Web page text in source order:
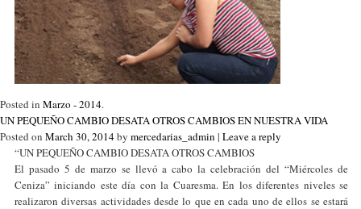
Posted in Marzo - 2014.
UN PEQUEÑO CAMBIO DESATA OTROS CAMBIOS EN NUESTRA VIDA
Posted on March 30, 2014by mercedarias_admin | Leave a reply
“UN PEQUEÑO CAMBIO DESATA OTROS CAMBIOS
El pasado 5 de marzo se llevó a cabo la celebración del “Miércoles de
Ceniza” iniciando este día con la Cuaresma. En los diferentes niveles se
realizaron diversas actividades desde lo que en cada uno de ellos se estará